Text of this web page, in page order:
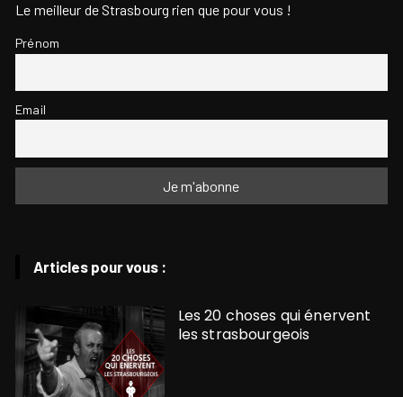
Le meilleur de Strasbourg rien que pour vous !
Prénom
Email
Articles pour vous :
Les 20 choses qui énervent
les strasbourgeois